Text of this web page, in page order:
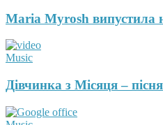
Maria Myrosh випустила
Music
Дівчинка з Місяця – пісня